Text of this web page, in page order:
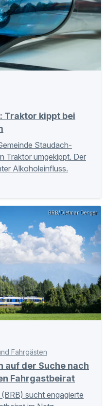
Traktor kippt bei
Staudach-
Traktor umgekippt. Der
Alkoholeinfluss.
BRB/Dietmar Denger
Fahrgästen
auf der Suche nach
Fahrgastbeirat
sucht engagierte